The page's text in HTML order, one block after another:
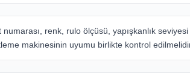
numarası, renk, rulo ölçüsü, yapışkanlık
makinesinin uyumu birlikte kontrol